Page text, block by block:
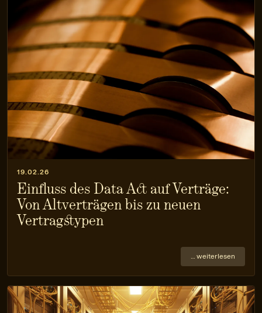
19.02.26
Einfluss des Data Act auf Verträge:
Von Altverträgen bis zu neuen
Vertragstypen
… weiterlesen